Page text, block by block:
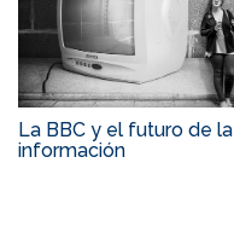
La BBC y el futuro de la
información